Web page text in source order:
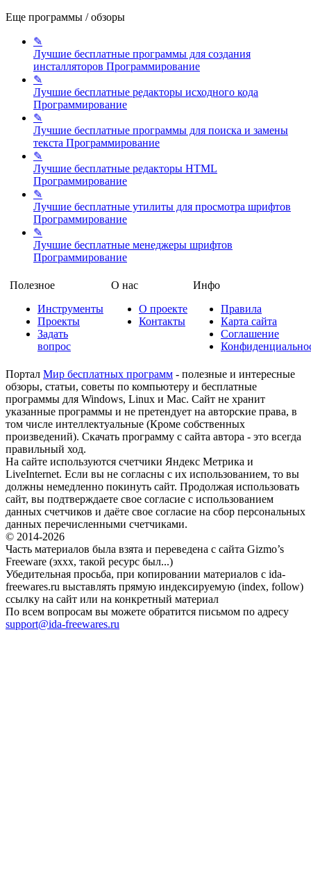
Еще программы / обзоры
✎
Лучшие бесплатные программы для создания
инсталляторов Программирование
✎
Лучшие бесплатные редакторы исходного кода
Программирование
✎
Лучшие бесплатные программы для поиска и замены
текста Программирование
✎
Лучшие бесплатные редакторы HTML
Программирование
✎
Лучшие бесплатные утилиты для просмотра шрифтов
Программирование
✎
Лучшие бесплатные менеджеры шрифтов
Программирование
Полезное
Инструменты
Проекты
Задать
вопрос
О нас
О проекте
Контакты
Инфо
Правила
Карта сайта
Соглашение
Портал Мир бесплатных программ - полезные и интересные
обзоры, статьи, советы по компьютеру и бесплатные
программы для Windows, Linux и Mac. Сайт не хранит
указанные программы и не претендует на авторские права, в
том числе интеллектуальные (Кроме собственных
произведений). Скачать программу с сайта автора - это всегда
правильный ход.
На сайте используются счетчики Яндекс Метрика и
LiveInternet. Если вы не согласны с их использованием, то вы
должны немедленно покинуть сайт. Продолжая использовать
сайт, вы подтверждаете свое согласие с использованием
данных счетчиков и даёте свое согласие на сбор персональных
данных перечисленными счетчиками.
© 2014-2026
Часть материалов была взята и переведена с сайта Gizmo’s
Freeware (эххх, такой ресурс был...)
Убедительная просьба, при копировании материалов с ida-
freewares.ru выставлять прямую индексируемую (index, follow)
ссылку на сайт или на конкретный материал
По всем вопросам вы можете обратится письмом по адресу
support@ida-freewares.ru